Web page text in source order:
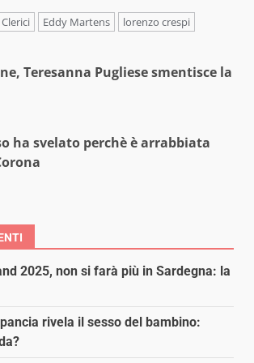
Eddy Martens lorenzo crespi
Teresanna Pugliese smentisce la
ha svelato perchè è arrabbiata
2025, non si farà più in Sardegna: la
rivela il sesso del bambino: